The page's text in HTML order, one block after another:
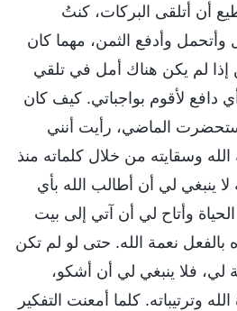
أن أتلقى البركات، كنتُ
وأتحمل وأدفع الثمن، مهما كان
إذا لم يكن هناك أمل في تلقي
دافع لأقوم بواجباتي. كيف كان
الماضي، رأيت أنني
وسقايته من خلال كلماته منذ
لا ينبغي لي أن أطالب الله بأي
وأتاح لي أن آتي إلى بيت
بالفعل نعمة الله. حتى لو لم تكن
لي، فلا ينبغي لي أن أشكو،
وترتيباته. كلما أمعنت التفكير